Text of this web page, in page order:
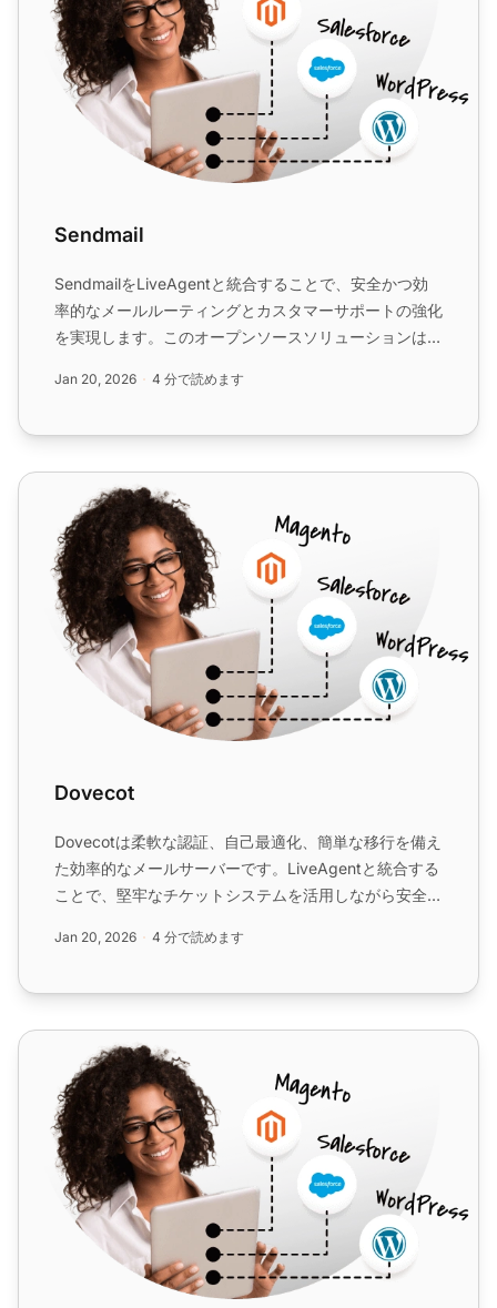
Sendmail
SendmailをLiveAgentと統合することで、安全かつ効
率的なメールルーティングとカスタマーサポートの強化
を実現します。このオープンソースソリューションはさ
チケッティング機能とシームレスに連携します。...
Jan 20, 2026 4 分で読めます
Dovecot
Dovecot
Dovecotは柔軟な認証、自己最適化、簡単な移行を備え
た効率的なメールサーバーです。LiveAgentと統合する
ことで、堅牢なチケットシステムを活用しながら安全な
Jan 20, 2026 4 分で読めます
hMailServer